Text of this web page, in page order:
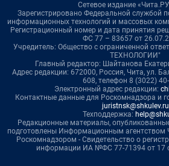
Сетевое издание
Зарегистрировано Федеральной службой
информационных технологий и массовых
Регистрационный номер и дата принятия
ФС 77 – 83657 от
Учредитель: Общество с ограниченной
ТЕХНОЛОГИИ"
Главный редактор: Шайтанова
Адрес редакции: 672000, Россия, Чита, ул.
608, телефон 8 (3022)
Электронный адрес редакции:
Контактные данные для Роскомнадзора и
juristnsk@shkulev.ru
Техподдержка:
Редакционные материалы,
подготовлены Информационным агентством
Роскомнадзором - Свидетельство о
информации ИА №ФС 77-71394 от 17